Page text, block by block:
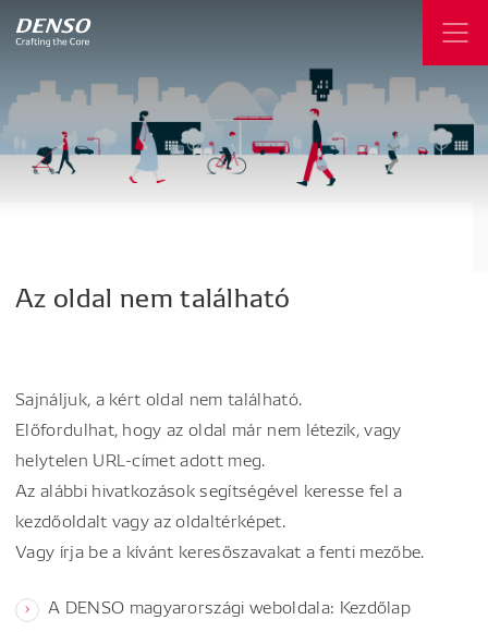
Az oldal nem található
Sajnáljuk, a kért oldal nem található.
Előfordulhat, hogy az oldal már nem létezik, vagy
helytelen URL-címet adott meg.
Az alábbi hivatkozások segítségével keresse fel a
kezdőoldalt vagy az oldaltérképet.
Vagy írja be a kívánt keresőszavakat a fenti mezőbe.
A DENSO magyarországi weboldala: Kezdőlap